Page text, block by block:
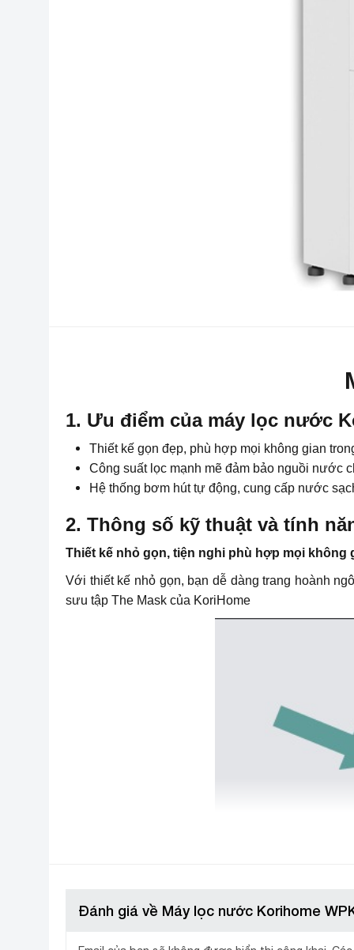
1. Ưu điểm của máy lọc nước
Thiết kế gọn đẹp, phù hợp mọi không gian
Công suất lọc mạnh mẽ đảm bảo nguồi nước
Hệ thống bơm hút tự động, cung cấp nước
2. Thông số kỹ thuật và tính
Thiết kế nhỏ gọn, tiện nghi phù hợp mọi không
Với thiết kế nhỏ gọn, bạn dễ dàng trang hoành
sưu tập The Mask của KoriHome
Đánh giá về Máy lọc nước Korihome